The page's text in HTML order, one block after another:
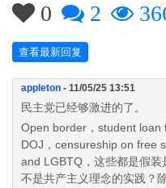
0 2
查看最新回复
appleton - 11/05/25 13:51
民主党已经够激进的了。
Open border，student loan
DOJ，censureship on free
and LGBTQ，这些都是假
不是共产主义理念的实践？